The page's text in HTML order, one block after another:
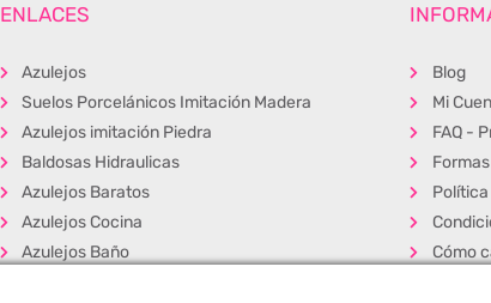
ENLACES
Azulejos
Suelos Porcelánicos Imitación Madera
Azulejos imitación Piedra
Baldosas Hidraulicas
Azulejos Baratos
Azulejos Cocina
Azulejos Baño
Blog
Mi
FAQ -
Cómo